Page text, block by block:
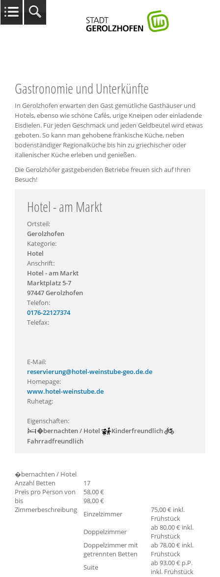
Gastronomie und Unterkünfte
In Gerolzhofen erwarten den Gast gemütliche Gasthäuser und
Hotels, ebenso wie schöne Cafés, urige Kneipen oder einladende
Eisdielen. Für jeden Geschmack und jeden Geldbeutel wird etwas
geboten. So kann man gehobene fränkische Küche, neben
bodenständiger Regionalküche bis hin zu griechischer oder
italienischer Küche erleben und genießen.
Die Gerolzhöfer gastgebenden Betriebe freuen sich auf Ihren
Besuch!
Hotel - am Markt
Ortsteil:
Gerolzhofen
Kategorie:
Hotel
Anschrift:
Hotel - am Markt
Marktplatz 5-7
97447 Gerolzhofen
Telefon:
0176-22127374
Telefax:
E-Mail:
reservierung@hotel-weinstube-geo.de.de
Homepage:
www.hotel-weinstube.de
Ruhetag:
Eigenschaften:
�bernachten / Hotel
Kinderfreundlich
Fahrradfreundlich
�bernachten / Hotel
Anzahl Betten
17
Preis pro Person von
58,00 €
bis
98,00 €
Zimmerbeschreibung
Einzelzimmer
75,00 € inkl.
Frühstück
Doppelzimmer
ab 80,00 € inkl.
Frühstück
Doppelzimmer mit
getrennten Betten
ab 78,00 € inkl.
Frühstück
Suite
ab 93,00 € p.P.
inkl. Frühstück